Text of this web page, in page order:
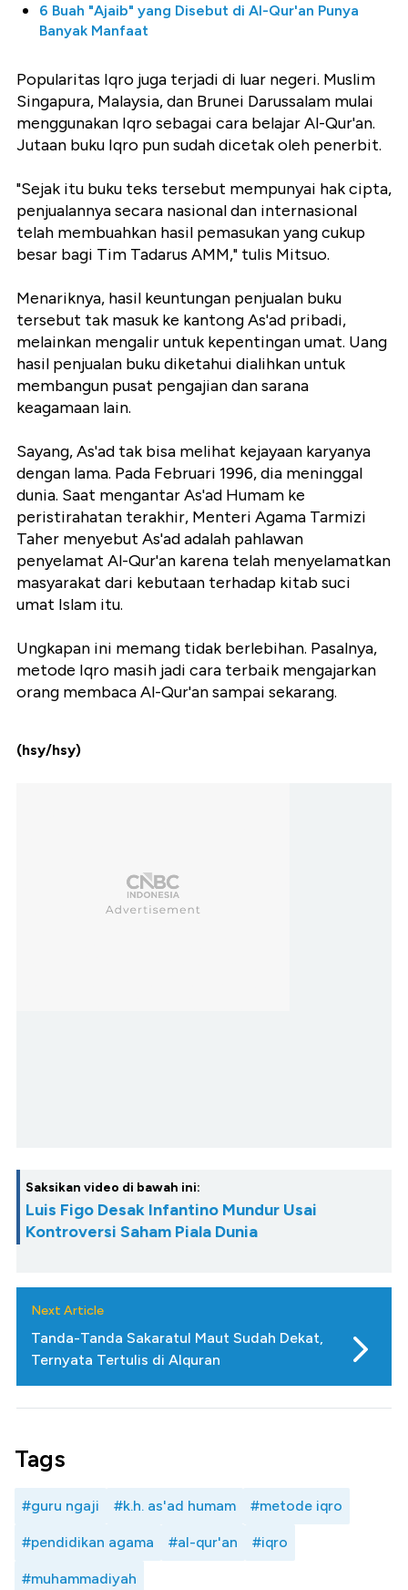
6 Buah "Ajaib" yang Disebut di Al-Qur'an Punya
Banyak Manfaat
Popularitas Iqro juga terjadi di luar negeri. Muslim
Singapura, Malaysia, dan Brunei Darussalam mulai
menggunakan Iqro sebagai cara belajar Al-Qur'an.
Jutaan buku Iqro pun sudah dicetak oleh penerbit.
"Sejak itu buku teks tersebut mempunyai hak cipta,
penjualannya secara nasional dan internasional
telah membuahkan hasil pemasukan yang cukup
besar bagi Tim Tadarus AMM," tulis Mitsuo.
Menariknya, hasil keuntungan penjualan buku
tersebut tak masuk ke kantong As'ad pribadi,
melainkan mengalir untuk kepentingan umat. Uang
hasil penjualan buku diketahui dialihkan untuk
membangun pusat pengajian dan sarana
keagamaan lain.
Sayang, As'ad tak bisa melihat kejayaan karyanya
dengan lama. Pada Februari 1996, dia meninggal
dunia. Saat mengantar As'ad Humam ke
peristirahatan terakhir, Menteri Agama Tarmizi
Taher menyebut As'ad adalah pahlawan
penyelamat Al-Qur'an karena telah menyelamatkan
masyarakat dari kebutaan terhadap kitab suci
umat Islam itu.
Ungkapan ini memang tidak berlebihan. Pasalnya,
metode Iqro masih jadi cara terbaik mengajarkan
orang membaca Al-Qur'an sampai sekarang.
(hsy/hsy)
Saksikan video di bawah ini:
Luis Figo Desak Infantino Mundur Usai
Kontroversi Saham Piala Dunia
Next Article
Tanda-Tanda Sakaratul Maut Sudah Dekat,
Ternyata Tertulis di Alquran
Tags
#guru ngaji #k.h. as'ad humam #metode iqro
#pendidikan agama #al-qur'an #iqro
#muhammadiyah